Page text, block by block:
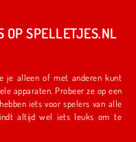
OP SPELLETJES.NL
met anderen kunt
apparaten. Probeer ze op een
leuks om te